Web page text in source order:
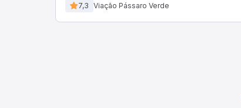
7,3 Viação Pássaro Verde